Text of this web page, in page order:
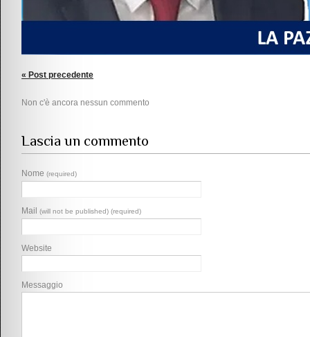
« Post precedente
Non c'è ancora nessun commento
Lascia un commento
Nome (required)
Mail (will not be published) (required)
Website
Messaggio